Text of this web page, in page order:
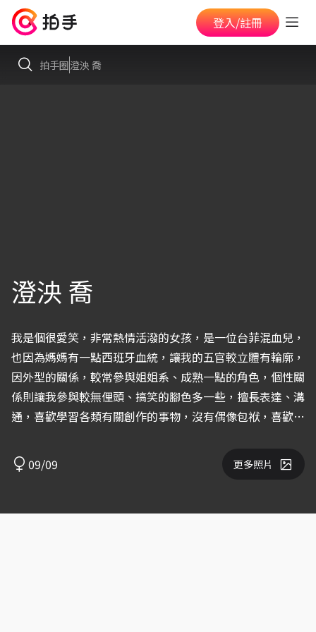
登入/註冊
拍手圈澄泱 喬
澄泱 喬
我是個很愛笑，非常熱情活潑的女孩，是一位台菲混血兒，
也因為媽媽有一點西班牙血統，讓我的五官較立體有輪廓，
因外型的關係，較常參與姐姐系、成熟一點的角色，個性關
係則讓我參與較無俚頭、搞笑的腳色多一些，擅長表達、溝
通，喜歡學習各類有關創作的事物，沒有偶像包袱，喜歡喜
演員意願相關，不方便將作品上傳，希望往後有更多參與演
出的機會。
09/09 更多照片